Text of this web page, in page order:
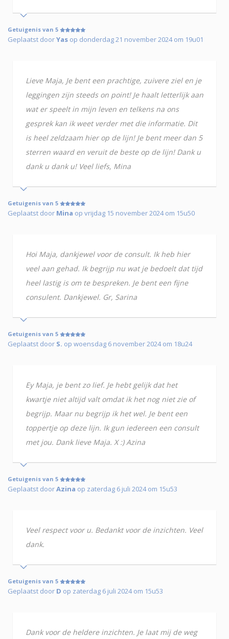
Getuigenis van 5
Geplaatst doorYas op donderdag 21 november 2024 om 19u01
Lieve Maja, Je bent een prachtige, zuivere ziel en je
leggingen zijn steeds on point! Je haalt letterlijk aan
wat er speelt in mijn leven en telkens na ons
gesprek kan ik weet verder met die informatie. Dit
is heel zeldzaam hier op de lijn! Je bent meer dan 5
sterren waard en veruit de beste op de lijn! Dank u
dank u dank u! Veel liefs, Mina
Getuigenis van 5
Geplaatst door Mina op vrijdag 15 november 2024 om 15u50
Hoi Maja, dankjewel voor de consult. Ik heb hier
veel aan gehad. Ik begrijp nu wat je bedoelt dat tijd
heel lastig is om te bespreken. Je bent een fijne
consulent. Dankjewel. Gr, Sarina
Getuigenis van 5
Geplaatst door S. op woensdag 6 november 2024 om 18u24
Ey Maja, je bent zo lief. Je hebt gelijk dat het
kwartje niet altijd valt omdat ik het nog niet zie of
begrijp. Maar nu begrijp ik het wel. Je bent een
toppertje op deze lijn. Ik gun iedereen een consult
met jou. Dank lieve Maja. X :) Azina
Getuigenis van 5
Geplaatst doorAzina op zaterdag 6 juli 2024 om 15u53
Veel respect voor u. Bedankt voor de inzichten. Veel
dank.
Getuigenis van 5
Geplaatst door D op zaterdag 6 juli 2024 om 15u53
Dank voor de heldere inzichten. Je laat mij de weg